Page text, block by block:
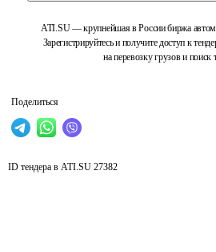
ATI.SU — крупнейшая в России биржа
Зарегистрируйтесь и получите доступ к
на перевозку грузов и поиск
Поделиться
ID тендера в ATI.SU 27382